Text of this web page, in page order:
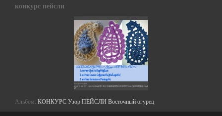
конкурс пейсли
Альбом: КОНКУРС Узор ПЕЙСЛИ Восточный огурец